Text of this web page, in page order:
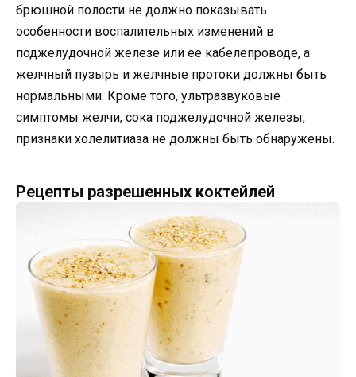
брюшной полости не должно показывать
особенности воспалительных изменений в
поджелудочной железе или ее кабелепроводе, а
желчный пузырь и желчные протоки должны быть
нормальными. Кроме того, ультразвуковые
симптомы желчи, сока поджелудочной железы,
признаки холелитиаза не должны быть обнаружены.
Рецепты разрешенных коктейлей